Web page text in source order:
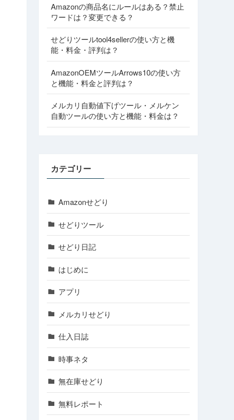
Amazonの商品名にルールはある？禁止
ワードは？変更できる？
せどりツールtool4sellerの使い方と機
能・料金・評判は？
AmazonOEMツールArrows10の使い方
と機能・料金と評判は？
メルカリ自動値下げツール・メルケン
自動ツールの使い方と機能・料金は？
カテゴリー
Amazonせどり
せどりツール
せどり日記
はじめに
アプリ
メルカリせどり
仕入日誌
時事ネタ
無在庫せどり
無料レポート